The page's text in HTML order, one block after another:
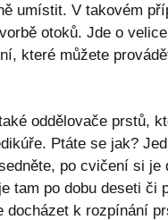
umístit. V takovém
otoků. Jde o
které můžete
oddělovače prstů,
Ptáte se jak?
po cvičení si je
tam po dobu deseti či
docházet k rozpínání